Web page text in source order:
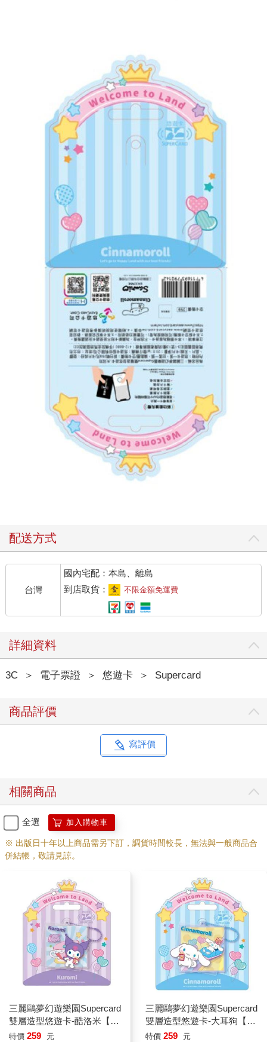
配送方式
台灣
國內宅配：本島、離島
到店取貨：
不限金額免運費
詳細資料
3C ＞ 電子票證 ＞ 悠遊卡 ＞ Supercard
商品評價
寫評價
相關商品
全選 加入購物車
※ 出版日十年以上商品需另下訂，調貨時間較長，無法與一般商品合
併結帳，敬請見諒。
三麗鷗夢幻遊樂園Supercard
雙層造型悠遊卡-酷洛米【受
託代銷】
特價 259 元
三麗鷗夢幻遊樂園Supercard
雙層造型悠遊卡-大耳狗【受
託代銷】
特價 259 元